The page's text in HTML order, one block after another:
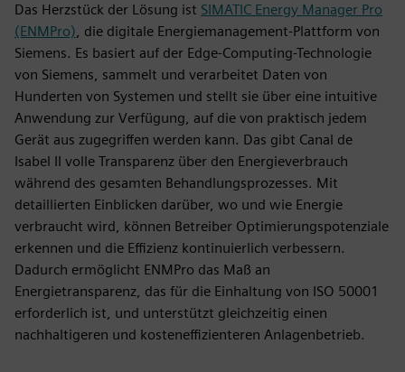
Das Herzstück der Lösung ist SIMATIC Energy Manager Pro
(ENMPro), die digitale Energiemanagement-Plattform von
Siemens. Es basiert auf der Edge-Computing-Technologie
von Siemens, sammelt und verarbeitet Daten von
Hunderten von Systemen und stellt sie über eine intuitive
Anwendung zur Verfügung, auf die von praktisch jedem
Gerät aus zugegriffen werden kann. Das gibt Canal de
Isabel II volle Transparenz über den Energieverbrauch
während des gesamten Behandlungsprozesses. Mit
detaillierten Einblicken darüber, wo und wie Energie
verbraucht wird, können Betreiber Optimierungspotenziale
erkennen und die Effizienz kontinuierlich verbessern.
Dadurch ermöglicht ENMPro das Maß an
Energietransparenz, das für die Einhaltung von ISO 50001
erforderlich ist, und unterstützt gleichzeitig einen
nachhaltigeren und kosteneffizienteren Anlagenbetrieb.